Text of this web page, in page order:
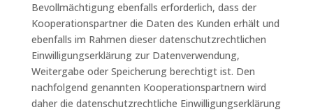
Bevollmächtigung ebenfalls erforderlich, dass der
Kooperationspartner die Daten des Kunden erhält und
ebenfalls im Rahmen dieser datenschutzrechtlichen
Einwilligungserklärung zur Datenverwendung,
Weitergabe oder Speicherung berechtigt ist. Den
nachfolgend genannten Kooperationspartnern wird
daher die datenschutzrechtliche Einwilligungserklärung